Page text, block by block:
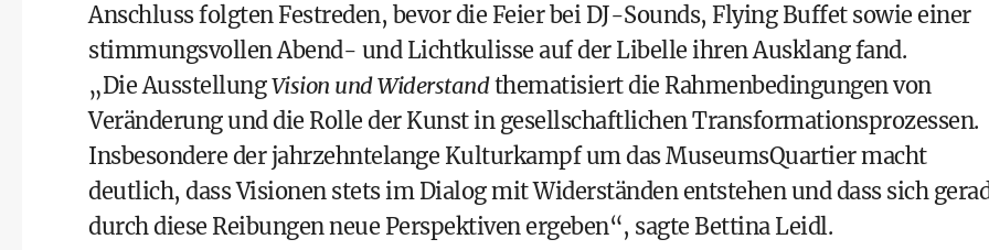
Anschluss folgten Festreden, bevor die Feier bei DJ-Sounds, Flying Buffet sowie einer
stimmungsvollen Abend- und Lichtkulisse auf der Libelle ihren Ausklang fand.
„Die AusstellungVision und Widerstandthematisiert die Rahmenbedingungen von
Veränderung und die Rolle der Kunst in gesellschaftlichen Transformationsprozessen.
Insbesondere der jahrzehntelange Kulturkampf um das MuseumsQuartier macht
deutlich, dass Visionen stets im Dialog mit Widerständen entstehen und dass sich
durch diese Reibungen neue Perspektiven ergeben“, sagte Bettina Leidl.